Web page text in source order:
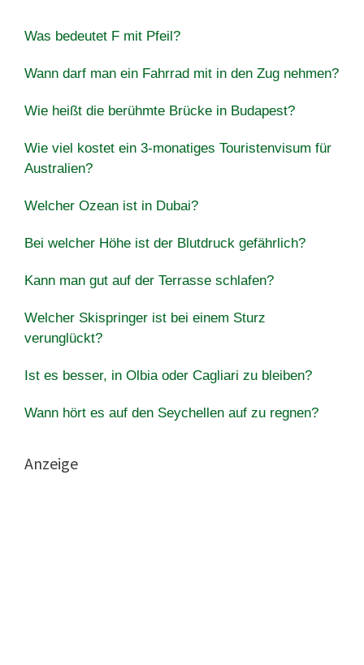
Was bedeutet F mit Pfeil?
Wann darf man ein Fahrrad mit in den Zug nehmen?
Wie heißt die berühmte Brücke in Budapest?
Wie viel kostet ein 3-monatiges Touristenvisum für
Australien?
Welcher Ozean ist in Dubai?
Bei welcher Höhe ist der Blutdruck gefährlich?
Kann man gut auf der Terrasse schlafen?
Welcher Skispringer ist bei einem Sturz
verunglückt?
Ist es besser, in Olbia oder Cagliari zu bleiben?
Wann hört es auf den Seychellen auf zu regnen?
Anzeige